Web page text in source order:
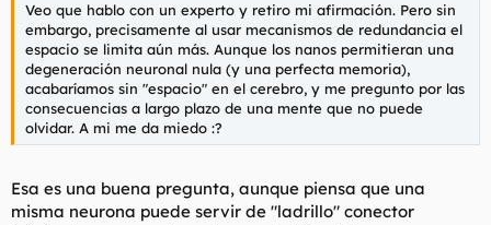
Veo que hablo con un experto y retiro mi afirmación. Pero sin
embargo, precisamente al usar mecanismos de redundancia el
espacio se limita aún más. Aunque los nanos permitieran una
degeneración neuronal nula (y una perfecta memoria),
acabaríamos sin "espacio" en el cerebro, y me pregunto por las
consecuencias a largo plazo de una mente que no puede
olvidar. A mi me da miedo :?
Esa es una buena pregunta, aunque piensa que una
misma neurona puede servir de "ladrillo" conector